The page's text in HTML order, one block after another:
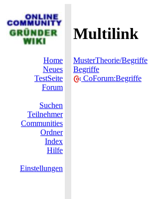
Multilink
Home
Neues
TestSeite
Forum
Suchen
Teilnehmer
Communities
Ordner
Index
Hilfe
Einstellungen
MusterTheorie/Begriffe
Begriffe
CoForum:Begriffe